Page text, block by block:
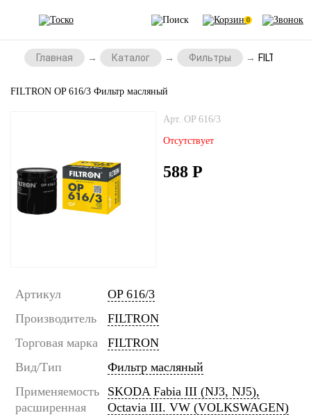
0
Главная Каталог Фильтры FILTRON
FILTRON OP 616/3 Фильтр масляный
Арт. OP 616/3
Отсутствует
588 Р
Артикул
OP 616/3
Производитель
FILTRON
Торговая марка
FILTRON
Вид/Тип
Фильтр масляный
Применяемость
расширенная
SKODA Fabia III (NJ3, NJ5),
Octavia III. VW (VOLKSWAGEN)